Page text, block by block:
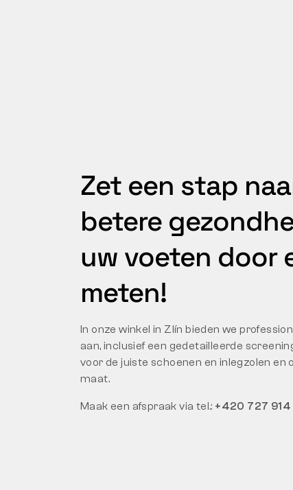
Zet een stap
betere
uw voeten door
meten!
In onze winkel in Zlín bieden we
aan, inclusief een gedetailleerde
voor de juiste schoenen en inlegzolen en
maat.
Maak een afspraak via tel.: +420 727